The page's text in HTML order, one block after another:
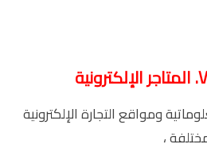
. المتاجر الإلكترونية
ومواقع التجارة الإلكترونية
،